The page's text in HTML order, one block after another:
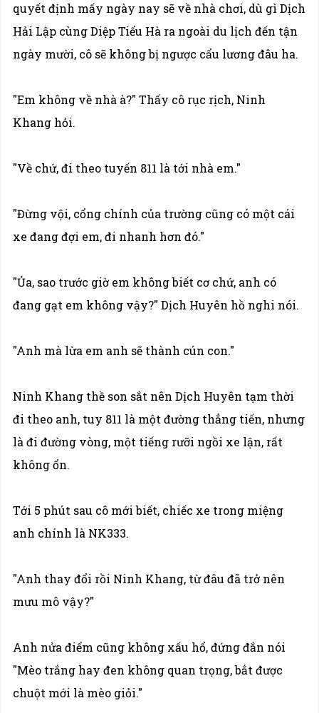
quyết định mấy ngày nay sẽ về nhà chơi, dù gì Dịch
Hải Lập cùng Diệp Tiểu Hà ra ngoài du lịch đến tận
ngày mười, cô sẽ không bị ngược cẩu lương đâu ha.
"Em không về nhà à?" Thấy cô rục rịch, Ninh
Khang hỏi.
"Về chứ, đi theo tuyến 811 là tới nhà em."
"Đừng vội, cổng chính của trường cũng có một cái
xe đang đợi em, đi nhanh hơn đó."
"Ủa, sao trước giờ em không biết cơ chứ, anh có
đang gạt em không vậy?" Dịch Huyên hồ nghi nói.
"Anh mà lừa em anh sẽ thành cún con."
Ninh Khang thề son sắt nên Dịch Huyên tạm thời
đi theo anh, tuy 811 là một đường thẳng tiến, nhưng
là đi đường vòng, một tiếng rưỡi ngồi xe lận, rất
không ổn.
Tới 5 phút sau cô mới biết, chiếc xe trong miệng
anh chính là NK333.
"Anh thay đổi rồi Ninh Khang, từ đâu đã trở nên
mưu mô vậy?"
Anh nửa điểm cũng không xấu hổ, đứng đắn nói
"Mèo trắng hay đen không quan trọng, bắt được
chuột mới là mèo giỏi."